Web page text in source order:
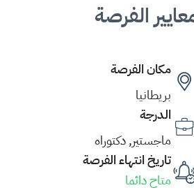
الفرصة
مكان الفرصة
بريطانيا
الدرجة
ماجستير, دكتوراه
تاريخ انتهاء الفرصة
متاح دائما